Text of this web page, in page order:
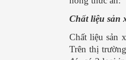
Chất liệu sản
Chất liệu sản
Trên thị